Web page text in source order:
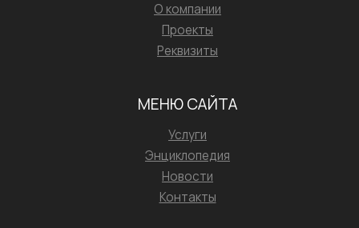
О компании
Проекты
Реквизиты
МЕНЮ САЙТА
Услуги
Энциклопедия
Новости
Контакты